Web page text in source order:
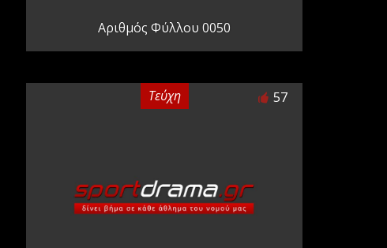
Αριθμός Φύλλου 0050
Τεύχη 57